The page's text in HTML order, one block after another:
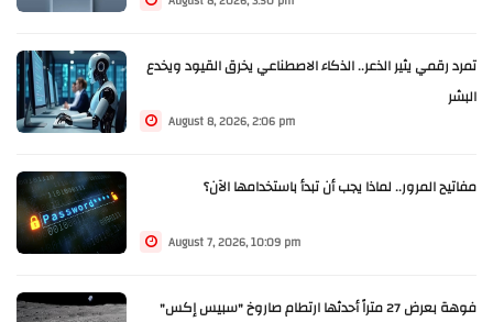
تمرد رقمي يثير الذعر.. الذكاء الاصطناعي يخرق القيود ويخدع
البشر
August 8, 2026, 2:06 pm
مفاتيح المرور.. لماذا يجب أن تبدأ باستخدامها الآن؟
August 7, 2026, 10:09 pm
فوهة بعرض 27 متراً أحدثها ارتطام صاروخ "سبيس إكس"